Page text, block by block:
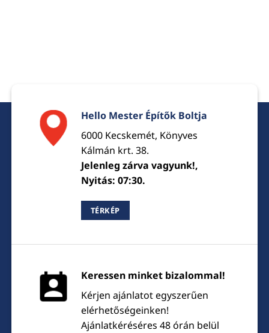
Hello Mester Építők Boltja
6000 Kecskemét, Könyves
Kálmán krt. 38.
Jelenleg zárva vagyunk!,
Nyitás: 07:30.
TÉRKÉP
Keressen minket bizalommal!
Kérjen ajánlatot egyszerűen
elérhetőségeinken!
Ajánlatkéréséres 48 órán belül